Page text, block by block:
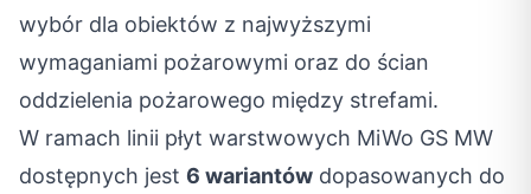
wybór dla obiektów z najwyższymi
wymaganiami pożarowymi oraz do ścian
oddzielenia pożarowego między strefami.
W ramach linii płyt warstwowych MiWo GS MW
dostępnych jest 6 wariantów dopasowanych do